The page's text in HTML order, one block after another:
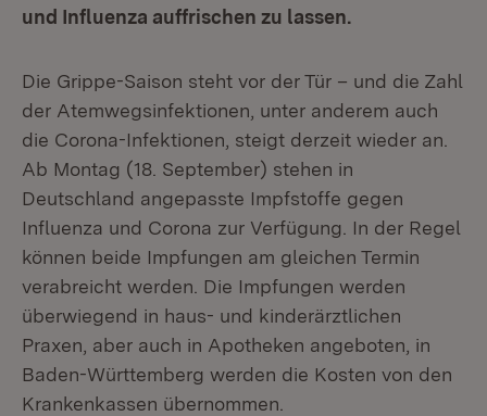
und Influenza auffrischen zu lassen.
Die Grippe-Saison steht vor der Tür – und die Zahl
der Atemwegsinfektionen, unter anderem auch
die Corona-Infektionen, steigt derzeit wieder an.
Ab Montag (18. September) stehen in
Deutschland angepasste Impfstoffe gegen
Influenza und Corona zur Verfügung. In der Regel
können beide Impfungen am gleichen Termin
verabreicht werden. Die Impfungen werden
überwiegend in haus- und kinderärztlichen
Praxen, aber auch in Apotheken angeboten, in
Baden-Württemberg werden die Kosten von den
Krankenkassen übernommen.